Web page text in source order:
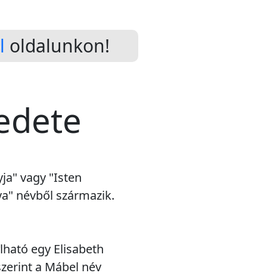
oldalunkon!
vagy "Isten
névből származik.
egy Elisabeth
a Mábel név